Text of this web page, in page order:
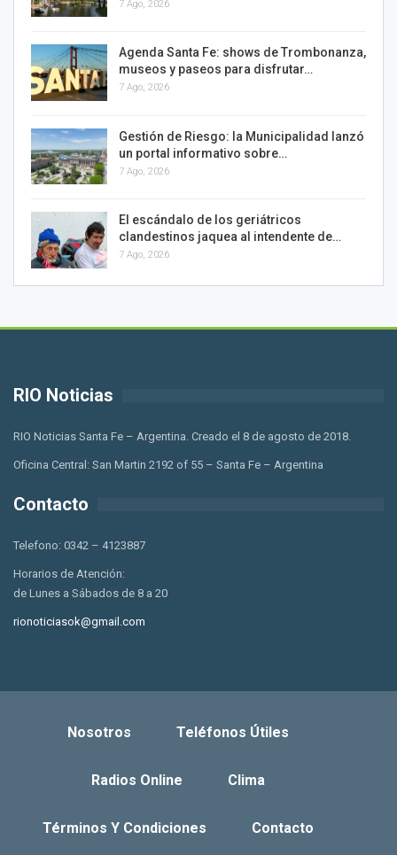
7 Ago, 2026
Agenda Santa Fe: shows de Trombonanza,
museos y paseos para disfrutar…
7 Ago, 2026
Gestión de Riesgo: la Municipalidad lanzó
un portal informativo sobre…
7 Ago, 2026
El escándalo de los geriátricos
clandestinos jaquea al intendente de…
7 Ago, 2026
RIO Noticias
RIO Noticias Santa Fe – Argentina. Creado el 8 de agosto de 2018.
Oficina Central: San Martin 2192 of 55 – Santa Fe – Argentina
Contacto
Telefono: 0342 – 4123887
Horarios de Atención:
de Lunes a Sábados de 8 a 20
rionoticiasok@gmail.com
Nosotros Teléfonos Útiles
Radios Online Clima
Términos Y Condiciones Contacto